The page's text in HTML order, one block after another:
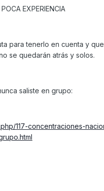
EXPERIENCIA
para tenerlo en cuenta y
se quedarán atrás y solos.
saliste en grupo:
117-concentraciones-